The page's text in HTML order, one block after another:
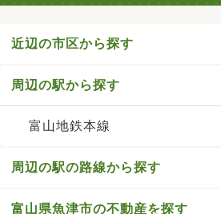
近辺の市区から探す
周辺の駅から探す
富山地鉄本線
周辺の駅の路線から探す
富山県魚津市の不動産を探す